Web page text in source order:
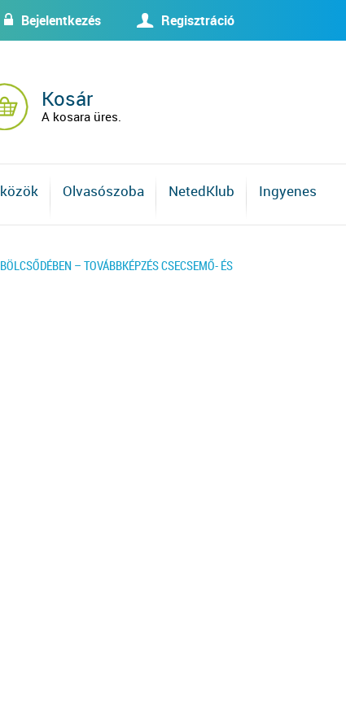
w Bejelentkezés U Regisztráció
Kosár
A kosara üres.
Olvasószoba NetedKlub Ingyenes
– TOVÁBBKÉPZÉS CSECSEMŐ- ÉS